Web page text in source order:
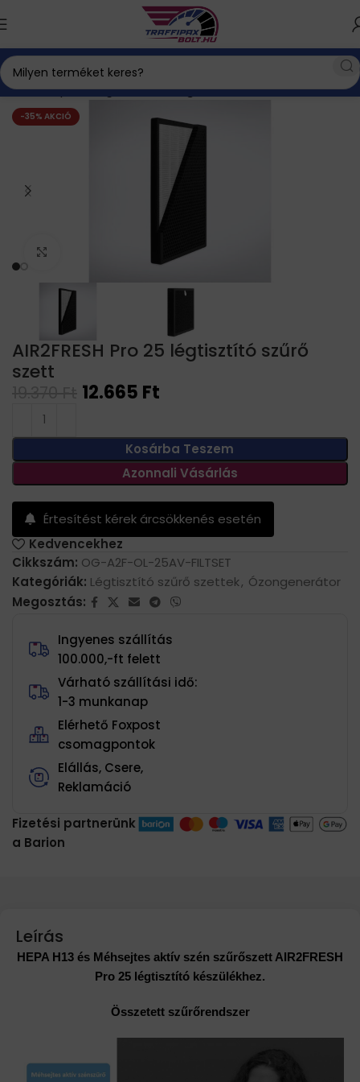
Kezdőlap Ózongenerátor Légtisztító szűrő szettek
-35% AKCIÓ
AIR2FRESH Pro 25 légtisztító szűrő
szett
12.665 Ft
Kosárba Teszem
Azonnali Vásárlás
Értesítést kérek árcsökkenés esetén
Kedvencekhez
Cikkszám: OG-A2F-OL-25AV-FILTSET
Kategóriák: Légtisztító szűrő szettek, Ózongenerátor
Megosztás:
Ingyenes szállítás
100.000,-ft felett
Várható szállítási idő:
1-3 munkanap
Elérhető Foxpost
csomagpontok
Elállás, Csere,
Reklamáció
Fizetési partnerünk
a Barion
Leírás
HEPA H13 és Méhsejtes aktív szén szűrőszett AIR2FRESH
Pro 25 légtisztító készülékhez.
Összetett szűrőrendszer